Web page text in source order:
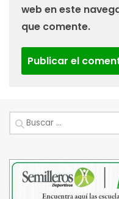
web en este
que comente.
Buscar: